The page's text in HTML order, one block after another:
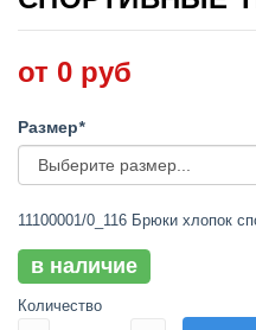
от 0 руб
Размер*
11100001/0_116 Брюки хлопок
в наличие
Количество